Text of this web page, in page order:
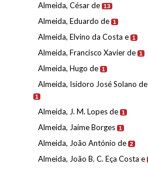
Almeida, César de 13
Almeida, Eduardo de 1
Almeida, Elvino da Costa e 1
Almeida, Francisco Xavier de 1
Almeida, Hugo de 1
Almeida, Isidoro José Solano de
1
Almeida, J. M. Lopes de 1
Almeida, Jaime Borges 1
Almeida, João António de 2
Almeida, João B. C. Eça Costa e